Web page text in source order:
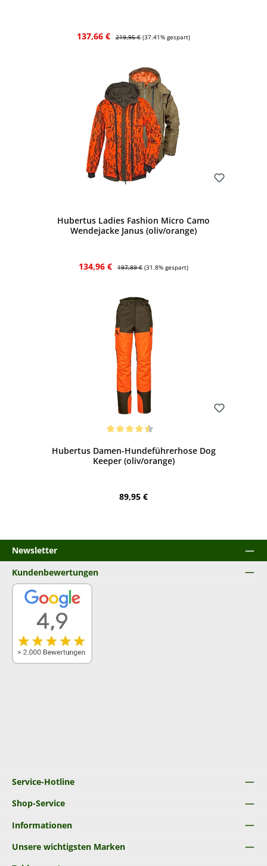
Verkaufspreis:
137,66 € Regulärer Preis:
219,95 € (37.41% gespart)
Hubertus Ladies Fashion Micro Camo
Wendejacke Janus (oliv/orange)
Verkaufspreis:
134,96 € Regulärer Preis:
197,89 € (31.8% gespart)
Hubertus Damen-Hundeführerhose Dog
Keeper (oliv/orange)
Regulärer Preis:
89,95 €
Newsletter
Service-Hotline
Shop-Service
Informationen
Unsere wichtigsten Marken
Kundenbewertungen